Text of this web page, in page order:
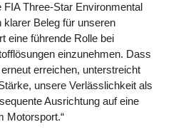
FIA Three-Star Environmental
Beleg für unseren
eine führende Rolle bei
einzunehmen. Dass
erreichen, unterstreicht
unsere Verlässlichkeit als
Ausrichtung auf eine
Motorsport.“